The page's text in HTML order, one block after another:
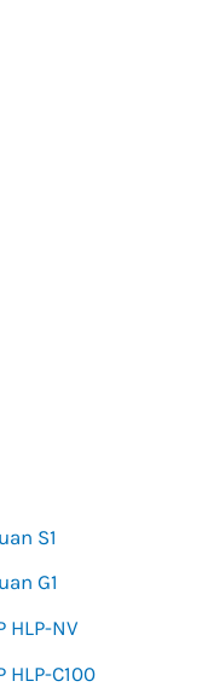
S1
G1
HLP-NV
C100